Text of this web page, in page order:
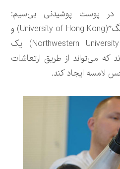
پوست پوشیدنی بی‌سیم:
پژوهشگران “دانشگاه هنگ‌کنگ”(University of Hong Kong) و
“دانشگاه نورث وسترن”( Northwestern University) یک
که می‌تواند از طریق ارتعاشات
لامسه ایجاد کند.